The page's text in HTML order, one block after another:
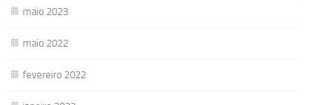
maio 2023
maio 2022
fevereiro 2022